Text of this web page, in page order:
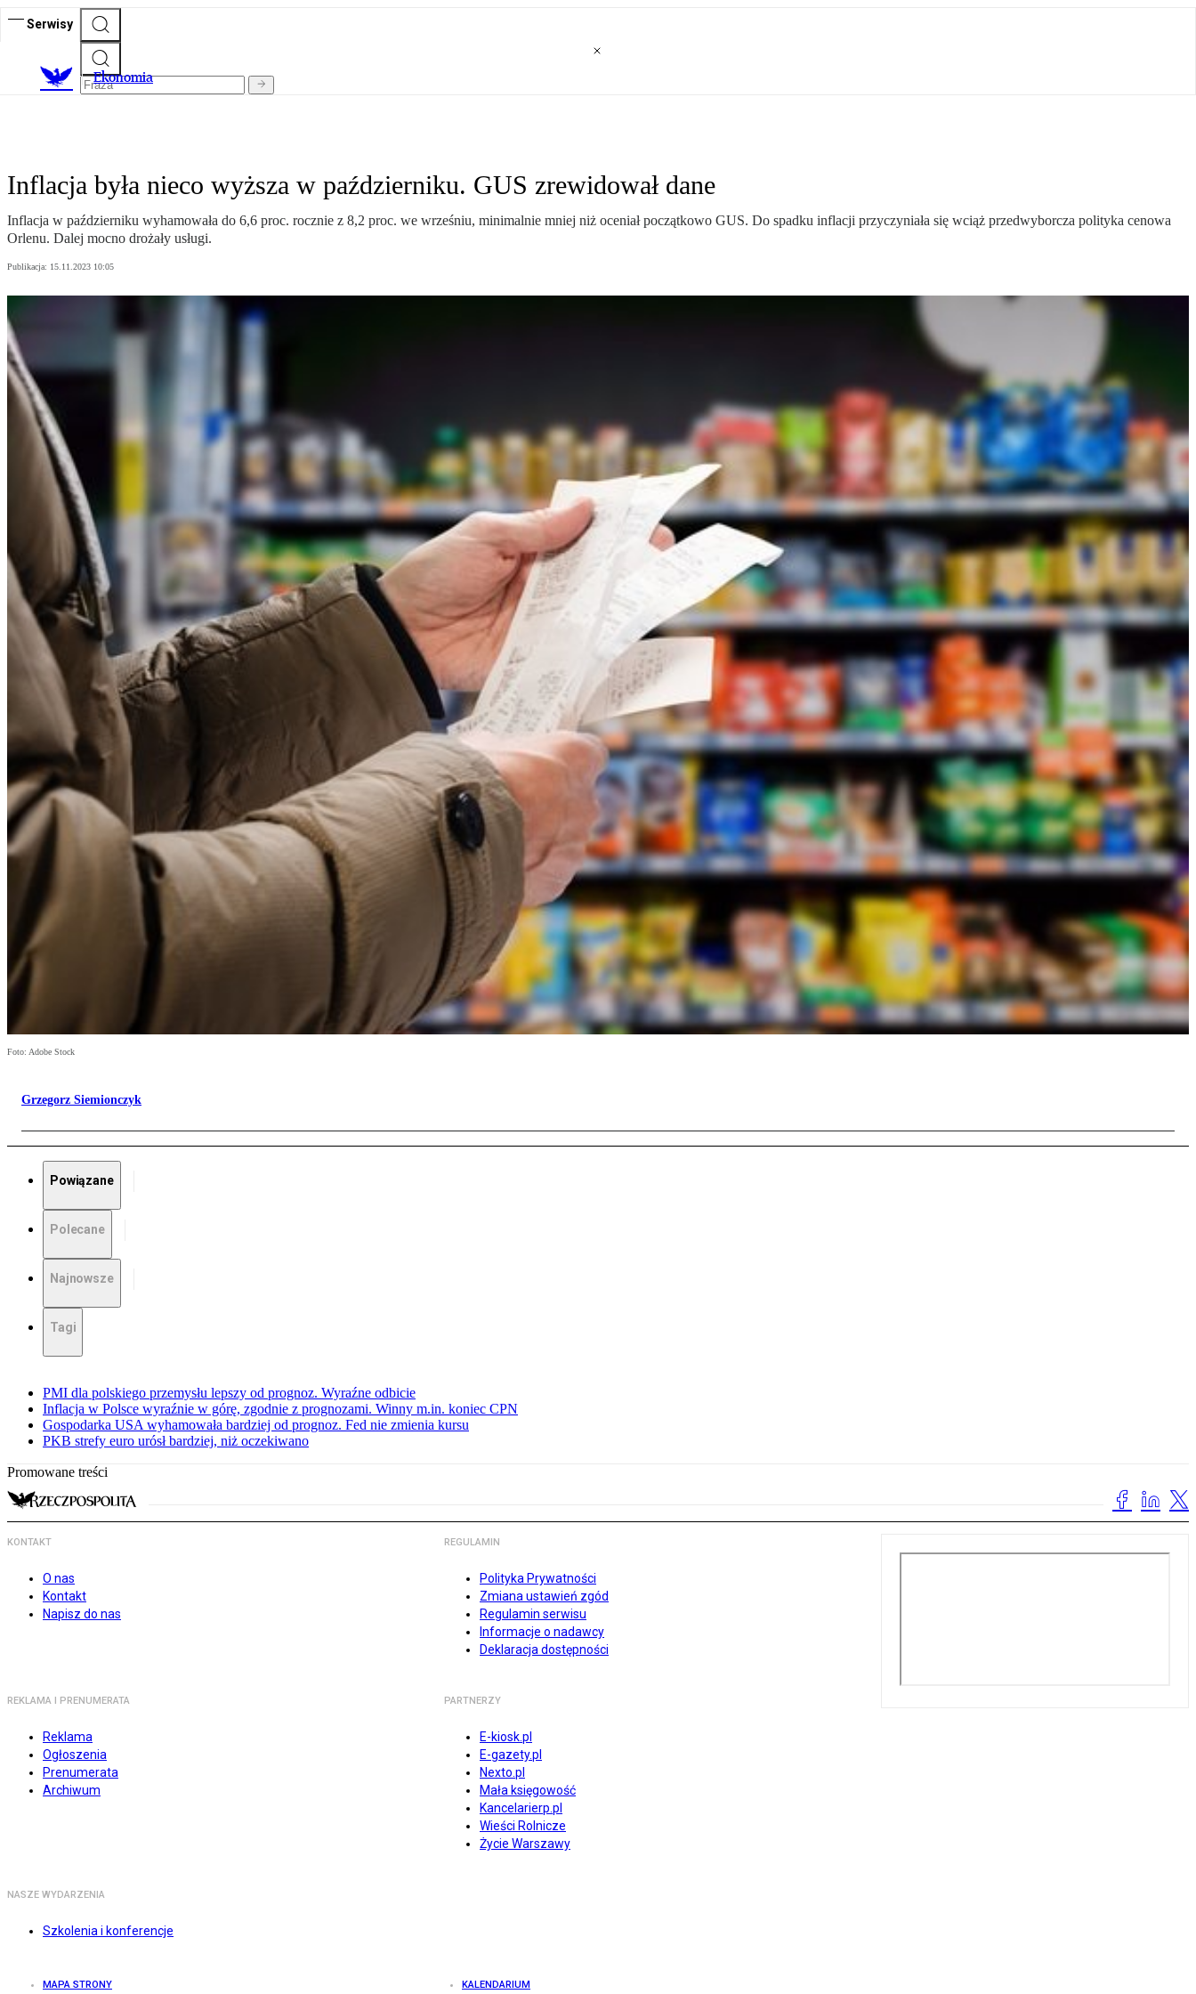
Serwisy
Ekonomia
Inflacja była nieco wyższa w październiku. GUS zrewidował dane
Inflacja w październiku wyhamowała do 6,6 proc. rocznie z 8,2 proc. we wrześniu, minimalnie mniej niż oceniał początkowo GUS. Do spadku inflacji przyczyniała się wciąż przedwyborcza polityka cenowa
Orlenu. Dalej mocno drożały usługi.
Publikacja: 15.11.2023 10:05
Foto: Adobe Stock
Grzegorz Siemionczyk
Powiązane
Polecane
Najnowsze
Tagi
PMI dla polskiego przemysłu lepszy od prognoz. Wyraźne odbicie
Inflacja w Polsce wyraźnie w górę, zgodnie z prognozami. Winny m.in. koniec CPN
Gospodarka USA wyhamowała bardziej od prognoz. Fed nie zmienia kursu
PKB strefy euro urósł bardziej, niż oczekiwano
Promowane treści
KONTAKT
O nas
Kontakt
Napisz do nas
REGULAMIN
Polityka Prywatności
Zmiana ustawień zgód
Regulamin serwisu
Informacje o nadawcy
Deklaracja dostępności
REKLAMA I PRENUMERATA
Reklama
Ogłoszenia
Prenumerata
Archiwum
PARTNERZY
E-kiosk.pl
E-gazety.pl
Nexto.pl
Mała księgowość
Kancelarierp.pl
Wieści Rolnicze
Życie Warszawy
NASZE WYDARZENIA
Szkolenia i konferencje
MAPA STRONY KALENDARIUM